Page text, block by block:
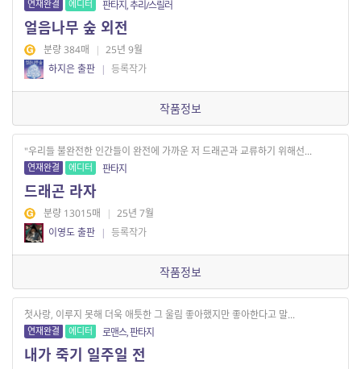
연재완결 에디터 판타지, 추리/스릴러
얼음나무 숲 외전
분량 384매 | 25년 9월
하지은 출판 | 등록작가
작품정보
"우리들 불완전한 인간들이 완전에 가까운 저 드래곤과 교류하기 위해선...
연재완결 에디터 판타지
드래곤 라자
분량 13015매 | 25년 7월
이영도 출판 | 등록작가
작품정보
첫사랑, 이루지 못해 더욱 애틋한 그 울림 좋아했지만 좋아한다고 말...
연재완결 에디터 로맨스, 판타지
내가 죽기 일주일 전